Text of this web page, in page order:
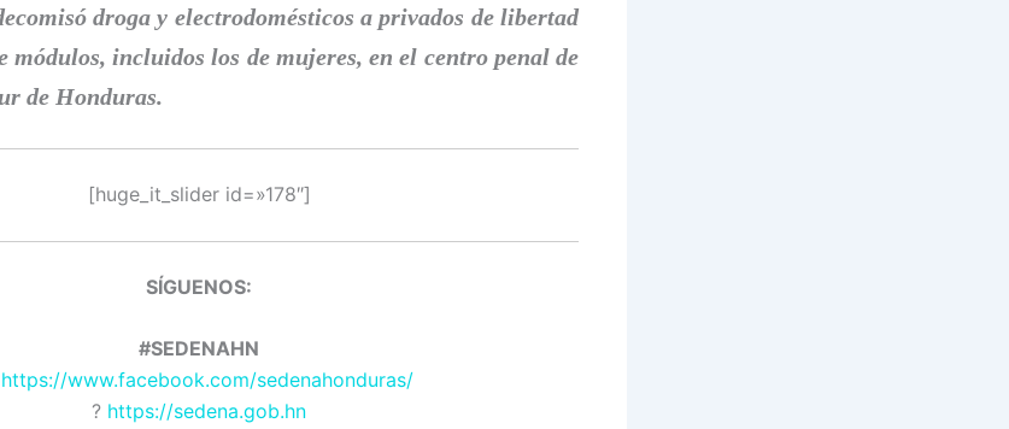
droga y electrodomésticos a privados de libertad
módulos, incluidos los de mujeres, en el centro penal de
de Honduras.
[huge_it_slider id=»178″]
SÍGUENOS:
#SEDENAHN
https://www.facebook.com/sedenahonduras/
? https://sedena.gob.hn